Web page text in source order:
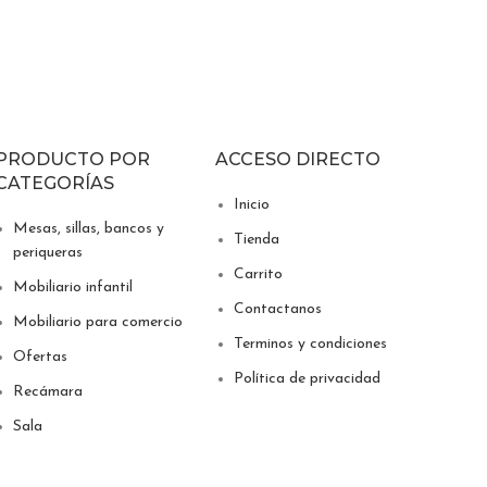
POR
Mesas, sillas, bancos y
periqueras
Mobiliario infantil
Mobiliario para comercio
Ofertas
Recámara
Sala
ACCESO DIRECTO
Inicio
Tienda
Carrito
Contactanos
Terminos y condiciones
Política de privacidad